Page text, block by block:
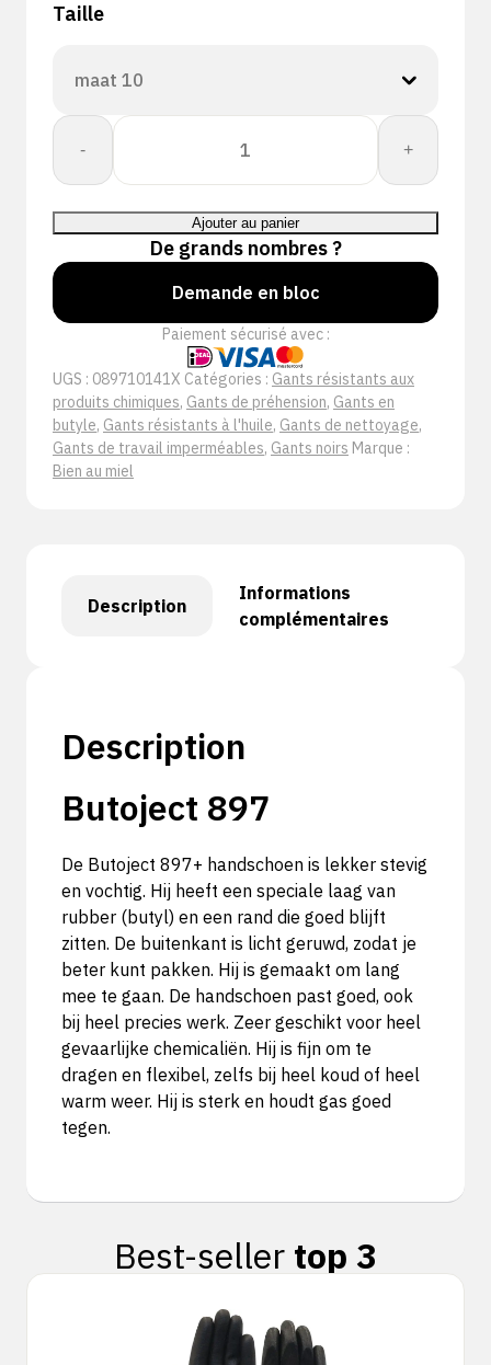
Taille
-
quantité
Butoject
897+
+
Ajouter au panier
De grands nombres ?
Demande en bloc
Paiement sécurisé avec :
UGS : 089710141X Catégories : Gants résistants aux
produits chimiques, Gants de préhension, Gants en
butyle, Gants résistants à l'huile, Gants de nettoyage,
Gants de travail imperméables, Gants noirs Marque :
Bien au miel
Description
Informations
complémentaires
Description
Butoject 897
De Butoject 897+ handschoen is lekker stevig
en vochtig. Hij heeft een speciale laag van
rubber (butyl) en een rand die goed blijft
zitten. De buitenkant is licht geruwd, zodat je
beter kunt pakken. Hij is gemaakt om lang
mee te gaan. De handschoen past goed, ook
bij heel precies werk. Zeer geschikt voor heel
gevaarlijke chemicaliën. Hij is fijn om te
dragen en flexibel, zelfs bij heel koud of heel
warm weer. Hij is sterk en houdt gas goed
tegen.
Best-seller top 3